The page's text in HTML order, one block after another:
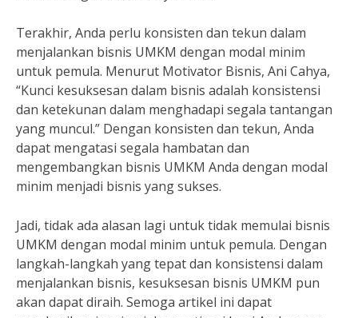
Terakhir, Anda perlu konsisten dan tekun dalam
menjalankan bisnis UMKM dengan modal minim
untuk pemula. Menurut Motivator Bisnis, Ani Cahya,
“Kunci kesuksesan dalam bisnis adalah konsistensi
dan ketekunan dalam menghadapi segala tantangan
yang muncul.” Dengan konsisten dan tekun, Anda
dapat mengatasi segala hambatan dan
mengembangkan bisnis UMKM Anda dengan modal
minim menjadi bisnis yang sukses.
Jadi, tidak ada alasan lagi untuk tidak memulai bisnis
UMKM dengan modal minim untuk pemula. Dengan
langkah-langkah yang tepat dan konsistensi dalam
menjalankan bisnis, kesuksesan bisnis UMKM pun
akan dapat diraih. Semoga artikel ini dapat